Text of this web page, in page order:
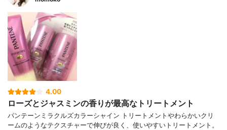
4.00
ローズとジャスミンの香りが最高なトリートメント
パンテーンミラクルズカラーシャイン トリートメントやわらかいクリ
ームのようなテクスチャーで伸びが良く、使いやすいトリートメント。